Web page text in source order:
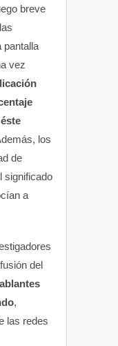
breve
pantalla
vez
los
de
significado
a
del
,
las redes